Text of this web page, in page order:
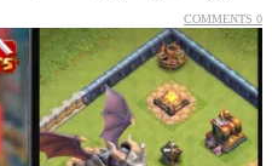
0 COMMENTS